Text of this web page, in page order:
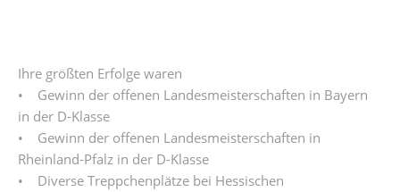
Ihre größten Erfolge waren
• Gewinn der offenen Landesmeisterschaften in Bayern
in der D-Klasse
• Gewinn der offenen Landesmeisterschaften in
Rheinland-Pfalz in der D-Klasse
• Diverse Treppchenplätze bei Hessischen